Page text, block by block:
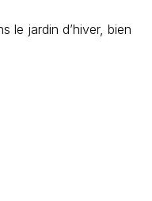
le jardin d’hiver, bien